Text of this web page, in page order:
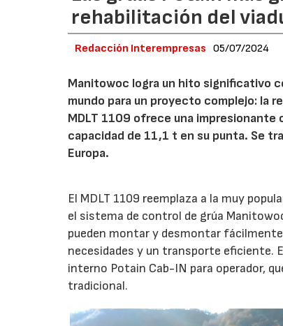
rehabilitación del
Redacción Interempresas 05/07/2024
Manitowoc logra un hito significativo
mundo para un proyecto complejo: la
MDLT 1109 ofrece una impresionante
capacidad de 11,1 t en su punta. Se
Europa.
El MDLT 1109 reemplaza a la muy
el sistema de control de grúa
pueden montar y desmontar
necesidades y un transporte eficiente.
interno Potain Cab-IN para operador,
tradicional.